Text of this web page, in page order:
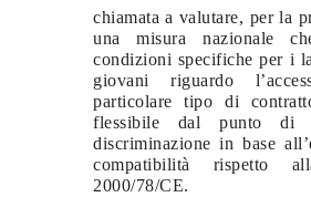
chiamata a valutare, per la
una misura nazionale
condizioni specifiche per i
giovani riguardo
particolare tipo di
flessibile dal punto di
discriminazione in base
compatibilità rispetto
2000/78/CE.